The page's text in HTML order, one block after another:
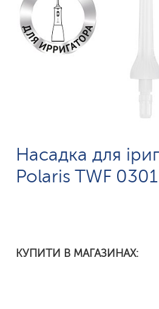
Насадка для
Polaris TWF 0301
КУПИТИ В МАГАЗИНАХ: